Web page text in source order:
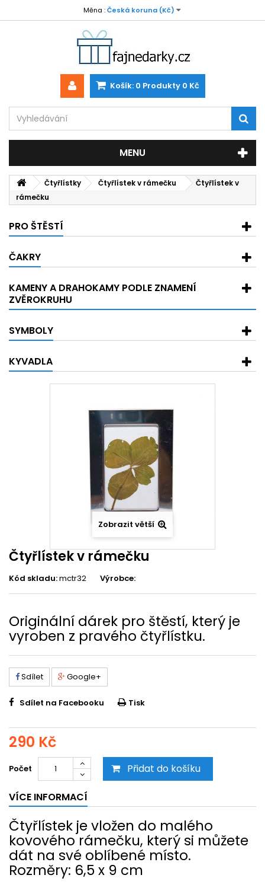
Měna : Česká koruna (Kč)
Košík: 0 Produkty 0 Kč
MENU
Čtyřlístky Čtyřlístek v rámečku
Čtyřlístek v
rámečku
PRO ŠTĚSTÍ
ČAKRY
KAMENY A DRAHOKAMY PODLE ZNAMENÍ
ZVĚROKRUHU
SYMBOLY
KYVADLA
Zobrazit větší
Čtyřlístek v rámečku
Kód skladu:mctr32 Výrobce:
Originální dárek pro štěstí, který je
vyroben z pravého čtyřlístku.
Sdílet Google+
Sdílet na Facebooku Tisk
290 Kč
Počet Přidat do košíku
VÍCE INFORMACÍ
Čtyřlístek je vložen do malého
kovového rámečku, který si můžete
dát na své oblíbené místo.
Rozměry: 6,5 x 9 cm